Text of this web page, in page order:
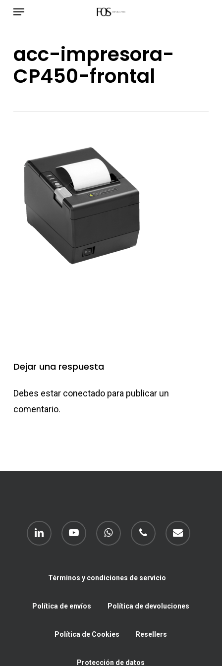
principal
Menú
acc-impresora-
CP450-frontal
Dejar una respuesta
Debes estar conectadopara publicar un
comentario.
linkedin youtube whatsapp phone email
Términos y condiciones de servicio
Política de envíos Política de devoluciones
Política de Cookies Resellers
Protección de datos